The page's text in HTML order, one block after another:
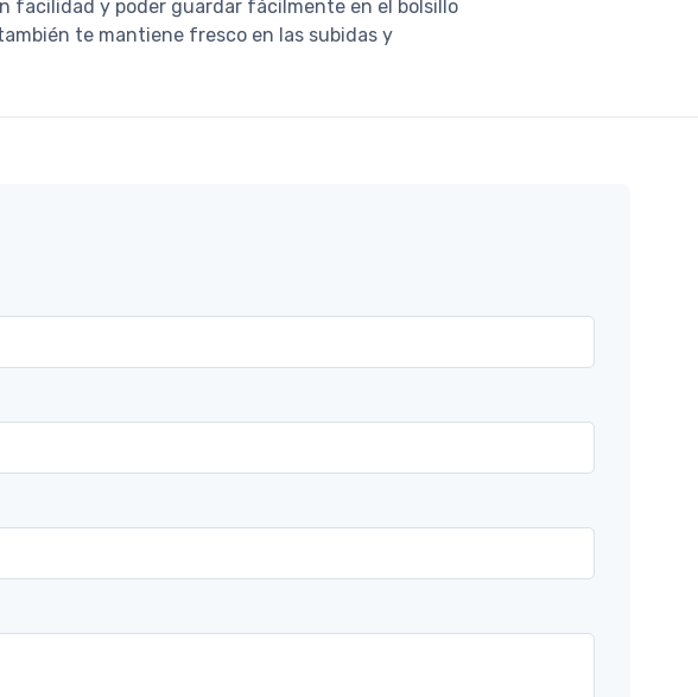
facilidad y poder guardar fácilmente en el bolsillo
te mantiene fresco en las subidas y